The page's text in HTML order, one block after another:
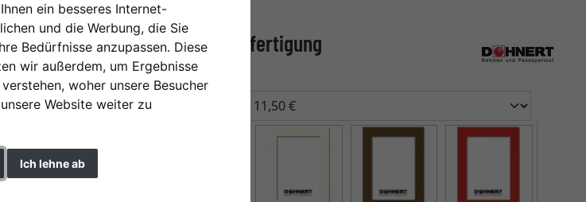
ein besseres Internet-
und die Werbung, die Sie
Bedürfnisse anzupassen. Diese
wir außerdem, um Ergebnisse
woher unsere Besucher
Website weiter zu
Ich lehne ab
Passepartout als Maßanfertigung
Phantomschwarz
Farbe